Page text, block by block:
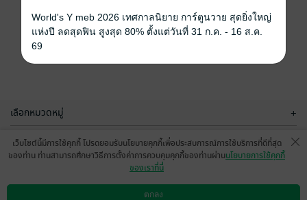
เลือกหมวดหมู่ +
บริการช่วยเหลือ +
เว็บไซต์นี้มีการใช้คุกกี้ โปรดยอมรับนโยบายคุกกี้เพื่อประสบการณ์การใช้บริการที่ดีที่สุด
ของท่าน ท่านสามารถศึกษาวิธีการตั้งค่าการควบคุมคุกกี้ของท่านผ่านนโยบายการใช้คุกกี้
ของเราที่นี่
ตกลง
World's Y meb 2026 เทศกาลนิยาย การ์ตูนวาย สุดยิ่งใหญ่
แห่งปี ลดสุดฟิน สูงสุด 80% ตั้งแต่วันที่ 31 ก.ค. - 16 ส.ค.
69